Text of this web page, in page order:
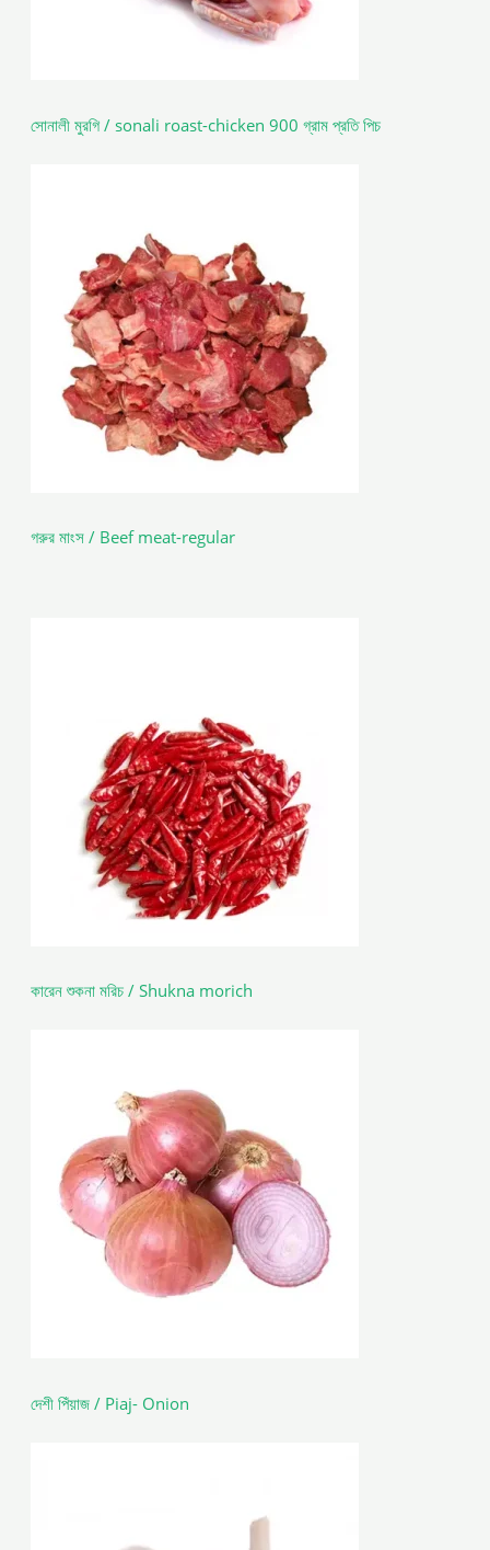
সোনালী মুরগি / sonali roast-chicken 900 গ্রাম প্রতি পিচ
গরুর মাংস / Beef meat-regular
কারেন শুকনা মরিচ / Shukna morich
দেশী পিঁয়াজ / Piaj- Onion